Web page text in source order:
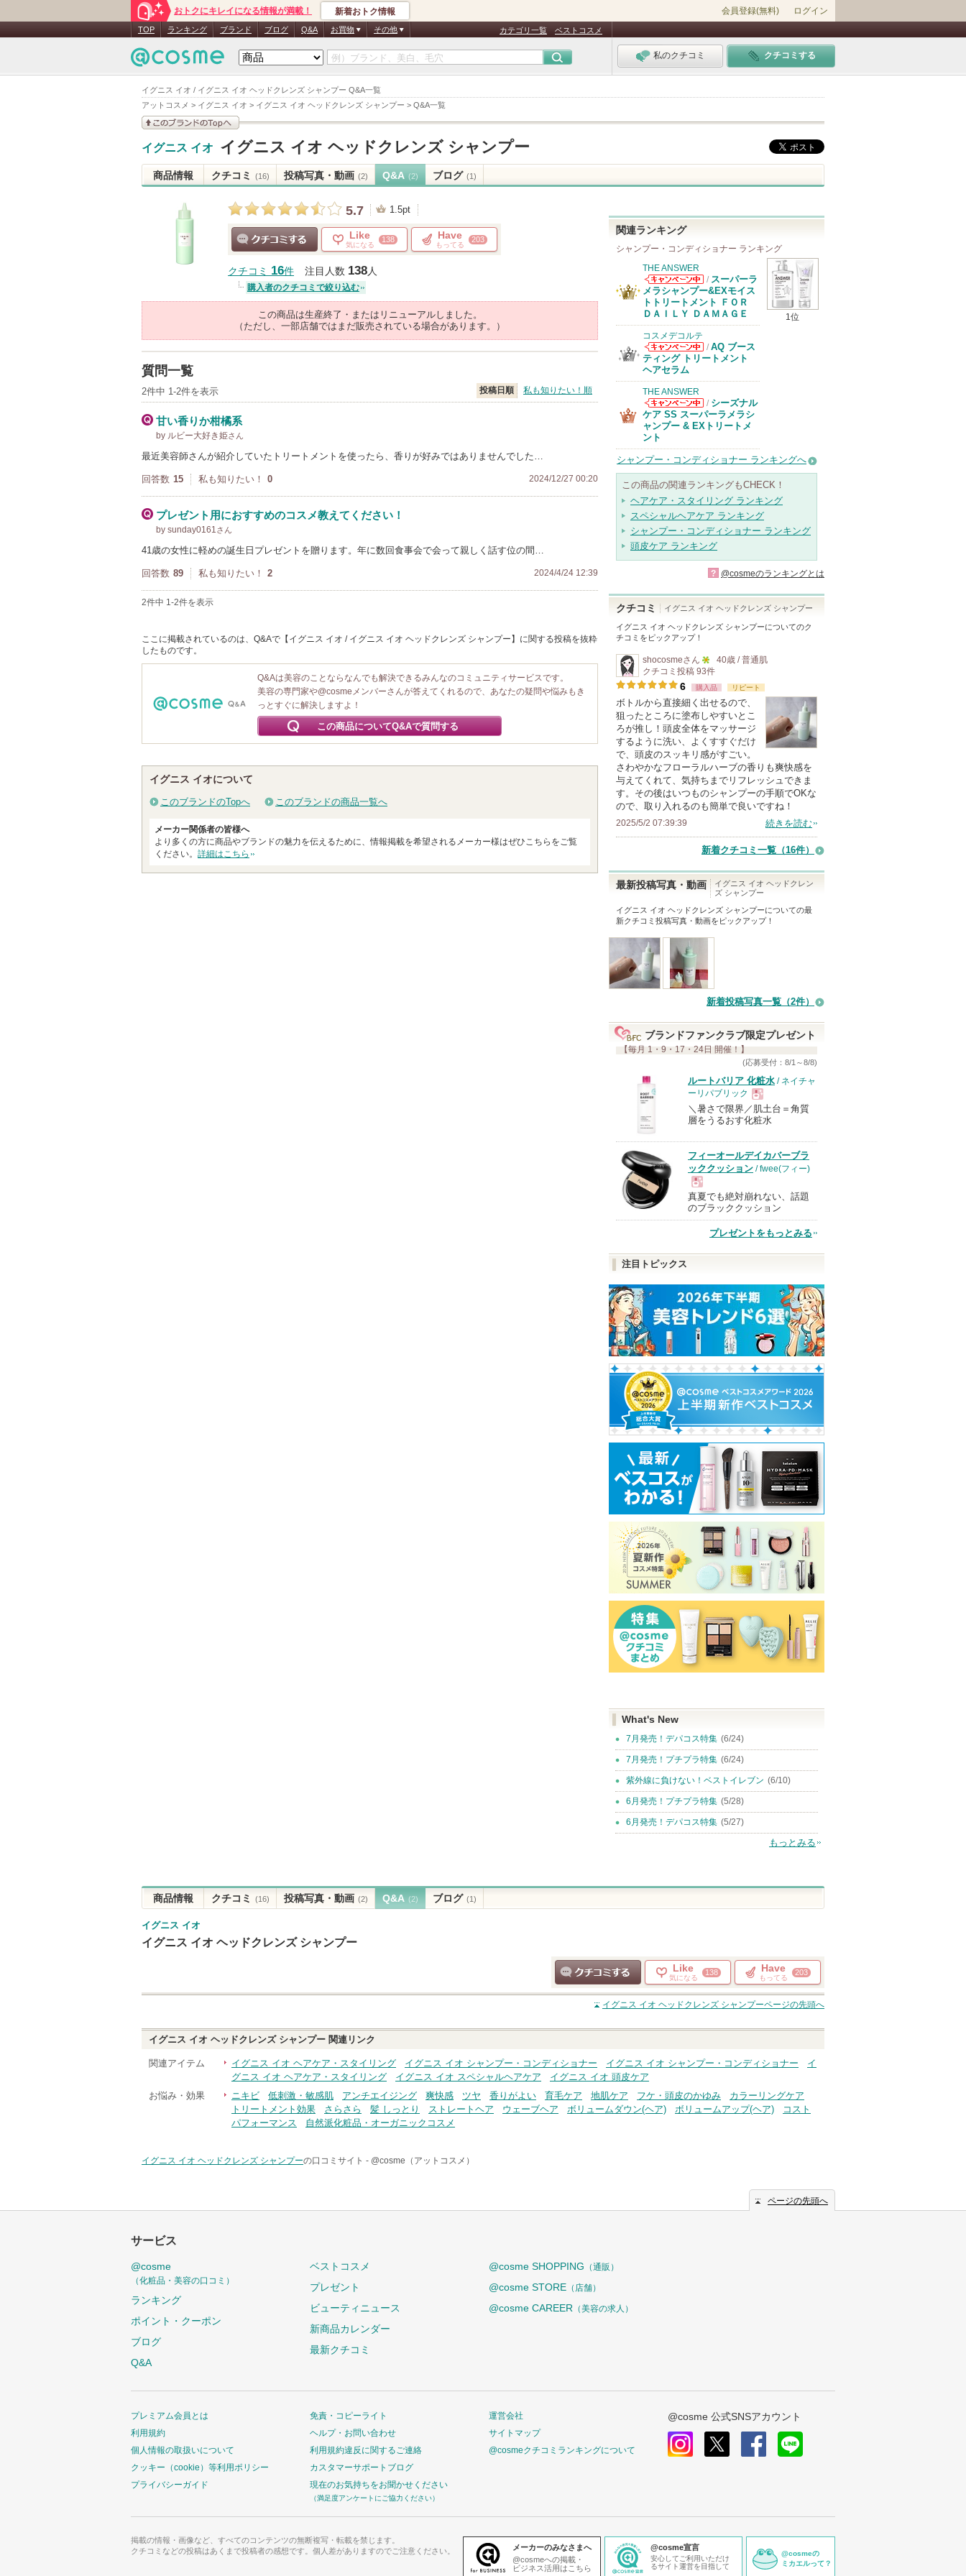
イグニス イオ / イグニス イオ ヘッドクレンズ シャンプー Q&A一覧
アットコスメ > イグニス イオ > イグニス イオ ヘッドクレンズ シャンプー > Q&A一覧
おトクにキレイになる情報が満載！ 新着おトク情報 会員登録(無料) ログイン
TOP ランキング ブランド ブログ Q&A お買物 その他 カテゴリ一覧 ベストコスメ
私のクチコミ クチコミする
このブランドの情報を
イグニス イオ イグニス イオ ヘッドクレンズ シャンプー
商品情報 クチコミ (16) 投稿写真・動画 (2) Q&A (2) ブログ (1)
5.7 1.5pt
Like
気になる
138 Have
もってる
203
クチコミ 16件 注目人数 138人
購入者のクチコミで絞り込む
この商品は生産終了・またはリニューアルしました。
（ただし、一部店舗ではまだ販売されている場合があります。）
質問一覧
2件中 1-2件を表示 投稿日順 私も知りたい！順
甘い香りか柑橘系
by ルビー大好き姫さん
最近美容師さんが紹介していたトリートメントを使ったら、香りが好みではありませんでした…
回答数 15 私も知りたい！ 0 2024/12/27 00:20
プレゼント用におすすめのコスメ教えてください！
by sunday0161さん
41歳の女性に軽めの誕生日プレゼントを贈ります。年に数回食事会で会って親しく話す位の間…
回答数 89 私も知りたい！ 2 2024/4/24 12:39
2件中 1-2件を表示
ここに掲載されているのは、Q&Aで【イグニス イオ / イグニス イオ ヘッドクレンズ シャンプー】に関する投稿を抜粋
したものです。
Q&Aは美容のことならなんでも解決できるみんなのコミュニティサービスです。
美容の専門家や@cosmeメンバーさんが答えてくれるので、あなたの疑問や悩みもき
っとすぐに解決しますよ！
この商品についてQ&Aで質問する
イグニス イオについて
このブランドのTopへ このブランドの商品一覧へ
メーカー関係者の皆様へ
より多くの方に商品やブランドの魅力を伝えるために、情報掲載を希望されるメーカー様はぜひこちらをご覧
ください。 詳細はこちら
関連ランキング
シャンプー・コンディショナー ランキング
1位
THE ANSWER
THE ANSWER
からのお知らせ
があります
/ スーパーラ
メラシャンプー&EXモイス
トトリートメント ＦＯＲ
ＤＡＩＬＹ ＤＡＭＡＧＥ
コスメデコルテ
コスメデコルテ
からのお知らせ
/ AQ ブース
ティング トリートメント
ヘアセラム
THE ANSWER
THE ANSWER
からのお知らせ
があります
/ シーズナル
ケア SS スーパーラメラシ
ャンプー & EXトリートメ
ント
シャンプー・コンディショナー ランキングへ
この商品の関連ランキングもCHECK！
ヘアケア・スタイリング ランキング
スペシャルヘアケア ランキング
シャンプー・コンディショナー ランキング
頭皮ケア ランキング
? @cosmeのランキングとは
クチコミ イグニス イオ ヘッドクレンズ シャンプー
イグニス イオ ヘッドクレンズ シャンプーについてのク
チコミをピックアップ！
shocosmeさん
5
人
以
上
の
メ
ン
バ
ー
お
に
入
り
れ
て
ま
す
40歳 / 普通肌
クチコミ投稿 93件
6 購入品 リピート
ボトルから直接細く出せるので、
狙ったところに塗布しやすいとこ
ろが推し！頭皮全体をマッサージ
するように洗い、よくすすぐだけ
で、頭皮のスッキリ感がすごい。
さわやかなフローラルハーブの香りも爽快感を
与えてくれて、気持ちまでリフレッシュできま
す。その後はいつものシャンプーの手順でOKな
ので、取り入れるのも簡単で良いですね！
2025/5/2 07:39:39 続きを読む
新着クチコミ一覧 （16件）
最新投稿写真・動画
イグニス イオ ヘッドクレン
ズ シャンプー
イグニス イオ ヘッドクレンズ シャンプーについての最
新クチコミ投稿写真・動画をピックアップ！
新着投稿写真一覧（2件）
ブランドファンクラブ限定プレゼント
【毎月 1・9・17・24日 開催！】
(応募受付：8/1～8/8)
ルートバリア 化粧水 / ネイチャ
ーリパブリック
現
品
＼暑さで限界／肌土台＝角質
層をうるおす化粧水
フィーオールデイカバーブラ
ッククッション / fwee(フィー)
現
真夏でも絶対崩れない、話題
のブラッククッション
プレゼントをもっとみる
注目トピックス
What's New
7月発売！デパコス特集 (6/24)
7月発売！プチプラ特集 (6/24)
紫外線に負けない！ベストイレブン (6/10)
6月発売！プチプラ特集 (5/28)
6月発売！デパコス特集 (5/27)
もっとみる
商品情報 クチコミ (16) 投稿写真・動画 (2) Q&A (2) ブログ (1)
イグニス イオ
イグニス イオ ヘッドクレンズ シャンプー
クチコミする
Like
気になる
138 Have
もってる
203
イグニス イオ ヘッドクレンズ シャンプーページの先頭へ
イグニス イオ ヘッドクレンズ シャンプー 関連リンク
関連アイテム イグニス イオ ヘアケア・スタイリング イグニス イオ シャンプー・コンディショナー イグニス イオ シャンプー・コンディショナー
イ
グニス イオ ヘアケア・スタイリング
イグニス イオ スペシャルヘアケア
イグニス イオ 頭皮ケア
お悩み・効果
ニキビ 低刺激・敏感肌 アンチエイジング 爽快感 ツヤ 香りがよい 育毛ケア 地肌ケア フケ・頭皮のかゆみ
カラーリングケア
トリートメント効果
さらさら 髪 しっとり ストレートヘア ウェーブヘア ボリュームダウン(ヘア) ボリュームアップ(ヘア)
コスト
パフォーマンス
自然派化粧品・オーガニックコスメ
イグニス イオ ヘッドクレンズ シャンプーの口コミサイト - @cosme（アットコスメ）
ページの先頭へ
サービス
@cosme
（化粧品・美容の口コミ）
ランキング
ポイント・クーポン
ブログ
Q&A
ベストコスメ
プレゼント
ビューティニュース
新商品カレンダー
最新クチコミ
@cosme SHOPPING （通販）
@cosme STORE （店舗）
@cosme CAREER （美容の求人）
プレミアム会員とは
利用規約
個人情報の取扱いについて
クッキー（cookie）等利用ポリシー
プライバシーガイド
免責・コピーライト
ヘルプ・お問い合わせ
利用規約違反に関するご連絡
カスタマーサポートブログ
現在のお気持ちをお聞かせください
（満足度アンケートにご協力ください）
運営会社
サイトマップ
@cosmeクチコミランキングについて
@cosme 公式SNSアカウント
掲載の情報・画像など、すべてのコンテンツの無断複写・転載を禁じます。
クチコミなどの投稿はあくまで投稿者の感想です。個人差がありますのでご注意ください。
メーカーのみなさまへ
@cosmeへの掲載・
ビジネス活用はこちら
@cosme宣言
安心してご利用いただけ
るサイト運営を目指して
@cosmeの
ミカエルって？